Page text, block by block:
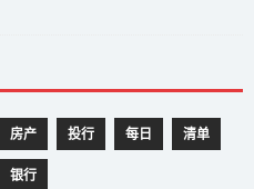
房产 投行 每日 清单
银行